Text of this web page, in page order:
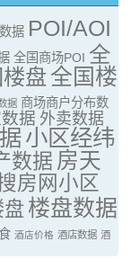
据 POI/AOI
全国商场POI 全
盘全国楼
据 商场商户分布数
据 外卖数据
小区经纬
数据 房天
房网小区
盘 楼盘数据
酒店价格 酒店数据 酒